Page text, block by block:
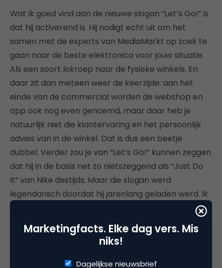
Wat ik goed vind aan de nieuwe slogan “Let’s Go!” is
dat hij activerend is. Hij nodigt echt uit om het
samen met de experts van MediaMarkt op zoek te
gaan naar de beste elektronica voor jouw situatie.
Als een soort lokroep naar de fysieke winkels. En
daar zit dan meteen weer de keerzijde: aan het
einde van de commercial worden de webshop en
app ook nog even genoemd, maar daar heb je
natuurlijk niet die klantervaring en het persoonlijk
advies van in de winkel. Dat is dus een beetje
dubbel. Verder zou je van “Let’s Go!” kunnen zeggen
dat hij in de basis net zo nietszeggend als “Just Do
It” van Nike destijds. Maar die slogan werd
legendarisch doordat hij jarenlang geladen werd. Ik
neem aan dat dit ook de intentie is van MediaMarkt.
De inhoud van de commercial is vrij intens. Er
gebeurt van alles. Het is snel gemonteerd,
waardoor je niet echt de kans krijgt om te beseffen
Marketingfacts. Elke dag vers. Mis
niks!
Dagelijkse nieuwsbrief